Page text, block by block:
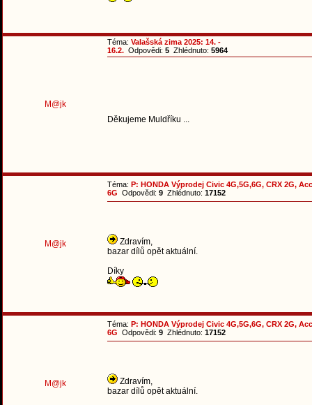
M@jk
Téma: Valašská zima 2025: 14. -
16.2. Odpovědi: 5 Zhlédnuto: 5964
Děkujeme Muldříku ...
M@jk
Téma: P: HONDA Výprodej Civic 4G,5G,6G, CRX 2G,
6G Odpovědi: 9 Zhlédnuto: 17152
Zdravím,
bazar dílů opět aktuální.
Díky
M@jk
Téma: P: HONDA Výprodej Civic 4G,5G,6G, CRX 2G,
6G Odpovědi: 9 Zhlédnuto: 17152
Zdravím,
bazar dílů opět aktuální.